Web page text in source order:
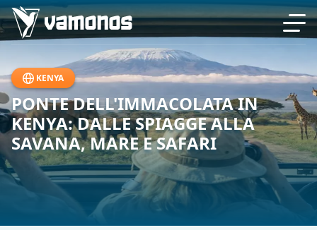
KENYA
PONTE DELL'IMMACOLATA IN
KENYA: DALLE SPIAGGE ALLA
SAVANA, MARE E SAFARI